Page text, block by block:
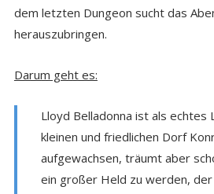
dem letzten Dungeon sucht das
herauszubringen.
Darum geht es:
Lloyd Belladonna ist als echtes
kleinen und friedlichen Dorf
aufgewachsen, träumt aber
ein großer Held zu werden,